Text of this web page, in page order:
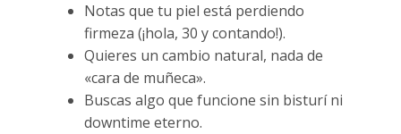
Notas que tu piel está perdiendo
firmeza (¡hola, 30 y contando!).
Quieres un cambio natural, nada de
«cara de muñeca».
Buscas algo que funcione sin bisturí ni
downtime eterno.